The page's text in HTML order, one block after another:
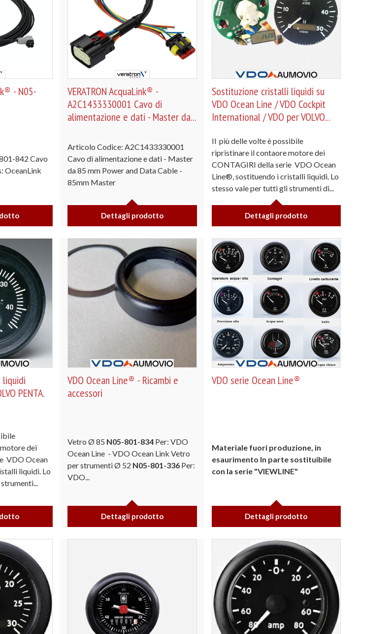
- N05-
842 Cavo
OceanLink
VERATRON AcquaLink® -
A2C1433330001 Cavo di
alimentazione e dati - Master da...
Articolo Codice: A2C1433330001
Cavo di alimentazione e dati - Master
da 85 mm Power and Data Cable -
85mm Master
Dettagli prodotto
Sostituzione cristalli liquidi su
VDO Ocean Line / VDO Cockpit
International / VDO per VOLVO...
Il più delle volte è possibile
ripristinare il contaore motore dei
CONTAGIRI della serie VDO Ocean
Line®, sostituendo i cristalli liquidi. Lo
stesso vale per tutti gli strumenti di...
Dettagli prodotto
liquidi
PENTA.
dei
VDO Ocean
liquidi. Lo
VDO Ocean Line® - Ricambi e
accessori
Vetro Ø 85 N05-801-834 Per: VDO
Ocean Line - VDO Ocean Link Vetro
per strumenti Ø 52 N05-801-336 Per:
VDO...
Dettagli prodotto
VDO serie Ocean Line®
Materiale fuori produzione, in
esaurimento In parte sostituibile
con la serie "VIEWLINE"
Dettagli prodotto